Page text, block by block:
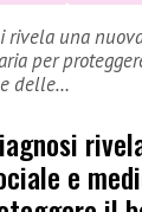
rivela una
per
delle…
e